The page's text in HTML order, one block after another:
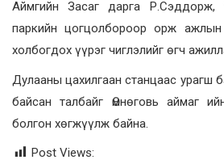
Аймгийн Засаг дарга Р.Сэддорж,
паркийн цогцолбороор орж
холбогдох үүрэг чиглэлийг өгч
Дулааны цахилгаан станцаас урагш
байсан талбайг Өмнөговь аймаг
болгон хөгжүүлж байна.
Post Views: